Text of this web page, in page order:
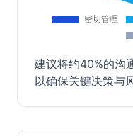
建议将约40%的沟
以确保关键决策与